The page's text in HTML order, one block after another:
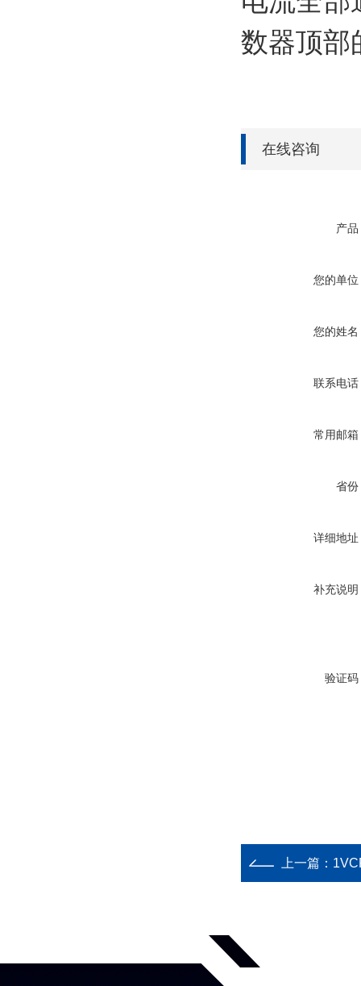
数器顶部
在线咨询
产品
您的单位
您的姓名
联系电话
常用邮箱
省份
详细地址
补充说明
验证码
上一篇：